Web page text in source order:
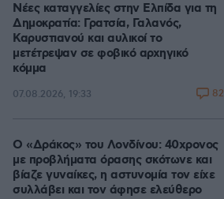
Νέες καταγγελίες στην Ελπίδα για τη
Δημοκρατία: Γρατσία, Γαλανός,
Καρυστιανού και αυλικοί το
μετέτρεψαν σε φοβικό αρχηγικό
κόμμα
07.08.2026, 19:33 82
Ο «Δράκος» του Λονδίνου: 40χρονος
με προβλήματα όρασης σκότωνε και
βίαζε γυναίκες, η αστυνομία τον είχε
συλλάβει και τον άφησε ελεύθερο